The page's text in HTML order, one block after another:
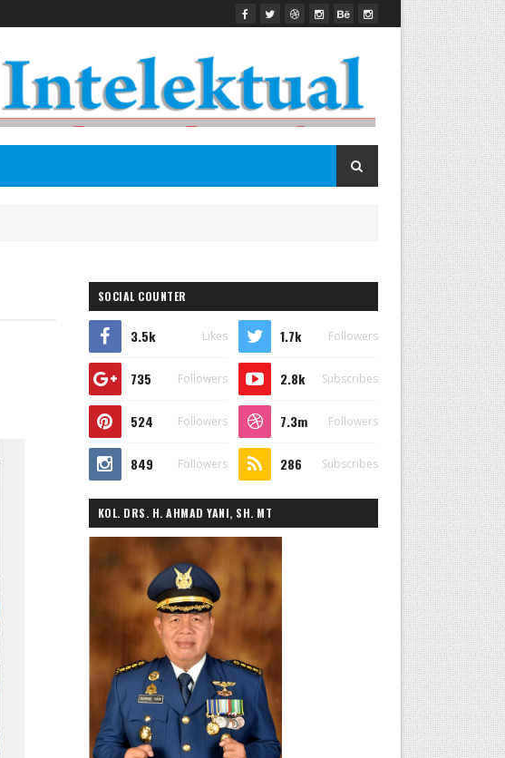
SOCIAL COUNTER
3.5k Likes 1.7k Followers
735 Followers 2.8k Subscribes
524 Followers 7.3m Followers
849 Followers 286 Subscribes
KOL. DRS. H. AHMAD YANI, SH. MT